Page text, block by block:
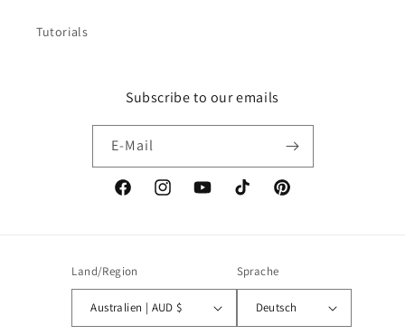
Tutorials
Subscribe to our emails
E-Mail
FacebookInstagramYouTubeTikTok Pinterest
Land/Region
Australien | AUD $
Sprache
Deutsch